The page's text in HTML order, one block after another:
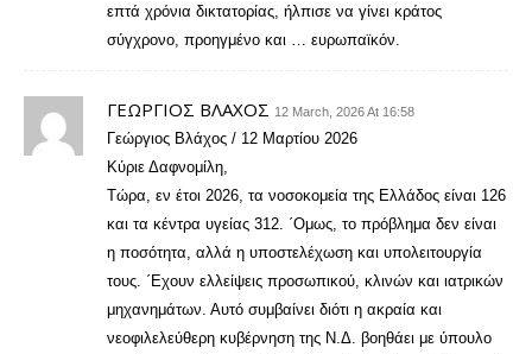
επτά χρόνια δικτατορίας, ήλπισε να γίνει κράτος
σύγχρονο, προηγμένο και … ευρωπαϊκόν.
ΓΕΩΡΓΙΟΣ ΒΛΑΧΟΣ 12 March, 2026 At 16:58
Γεώργιος Βλάχος / 12 Μαρτίου 2026
Κύριε Δαφνομίλη,
Τώρα, εν έτοι 2026, τα νοσοκομεία της Ελλάδος είναι 126
και τα κέντρα υγείας 312. ΄Ομως, το πρόβλημα δεν είναι
η ποσότητα, αλλά η υποστελέχωση και υπολειτουργία
τους. ΄Εχουν ελλείψεις προσωπικού, κλινών και ιατρικών
μηχανημάτων. Αυτό συμβαίνει διότι η ακραία και
νεοφιλελεύθερη κυβέρνηση της Ν.Δ. βοηθάει με ύπουλο